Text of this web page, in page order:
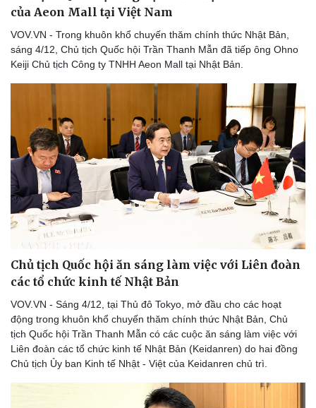
Pháp luật
Tin nóng
Tư vấn luật
Quân sự - Quốc phòng
Việt Nam
Phân tích
của Aeon Mall tại Việt Nam
VOV.VN - Trong khuôn khổ chuyến thăm chính thức Nhật Bản,
sáng 4/12, Chủ tịch Quốc hội Trần Thanh Mẫn đã tiếp ông Ohno
Keiji Chủ tịch Công ty TNHH Aeon Mall tại Nhật Bản.
Chủ tịch Quốc hội ăn sáng làm việc với Liên đoàn
các tổ chức kinh tế Nhật Bản
VOV.VN - Sáng 4/12, tại Thủ đô Tokyo, mở đầu cho các hoạt
động trong khuôn khổ chuyến thăm chính thức Nhật Bản, Chủ
tịch Quốc hội Trần Thanh Mẫn có các cuộc ăn sáng làm việc với
Liên đoàn các tổ chức kinh tế Nhật Bản (Keidanren) do hai đồng
Chủ tịch Ủy ban Kinh tế Nhật - Việt của Keidanren chủ trì.